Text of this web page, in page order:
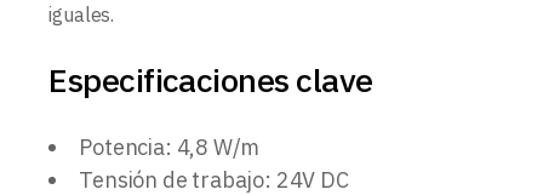
iguales.
Especificaciones clave
Potencia: 4,8 W/m
Tensión de trabajo: 24V DC